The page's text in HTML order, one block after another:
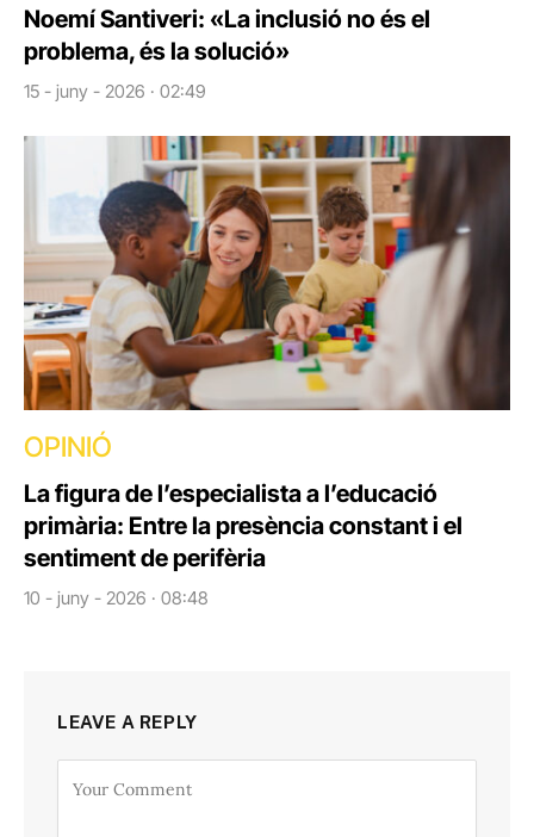
Noemí Santiveri: «La inclusió no és el
problema, és la solució»
15 - juny - 2026 · 02:49
OPINIÓ
La figura de l’especialista a l’educació
primària: Entre la presència constant i el
sentiment de perifèria
10 - juny - 2026 · 08:48
LEAVE A REPLY